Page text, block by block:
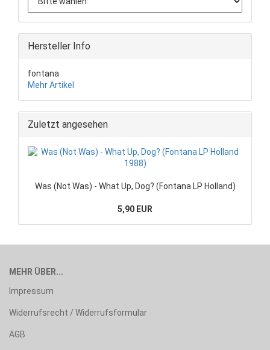
Hersteller Info
fontana
Mehr Artikel
Zuletzt angesehen
Was (Not Was) - What Up, Dog? (Fontana LP Holland)
5,90 EUR
MEHR ÜBER...
Impressum
Widerrufsrecht / Widerrufsformular
AGB